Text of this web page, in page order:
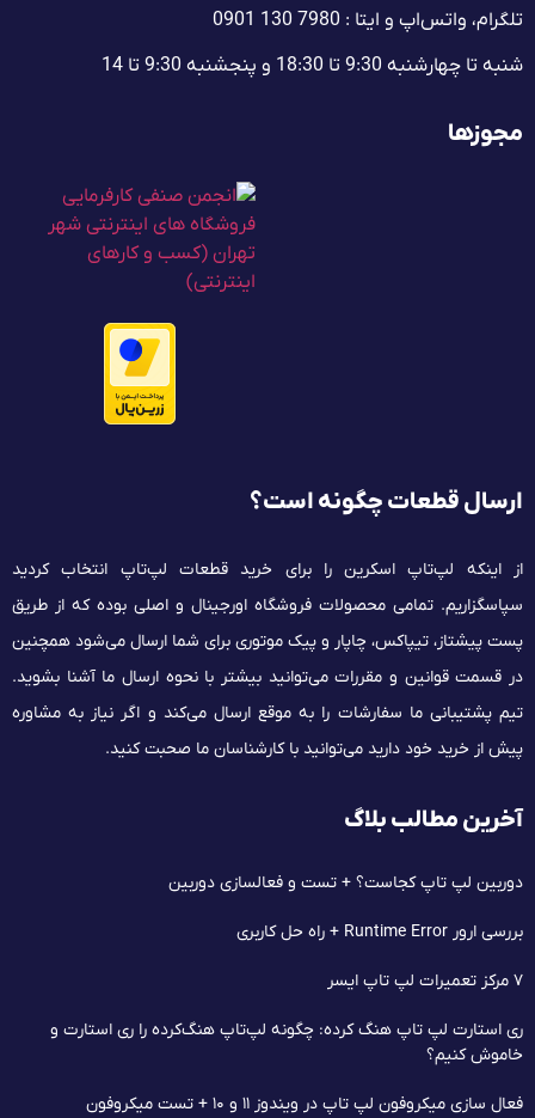
تلگرام، واتس‌اپ و ایتا : 7980 130 0901
شنبه تا چهارشنبه 9:30 تا 18:30 و پنجشنبه‌ 9:30 تا 14
مجوزها
ارسال قطعات چگونه است؟
از اینکه لپ‌تاپ اسکرین را برای خرید قطعات لپ‌تاپ انتخاب کردید
سپاسگزاریم. تمامی محصولات فروشگاه اورجینال و اصلی بوده که از طریق
پست پیشتاز، تیپاکس، چاپار و پیک موتوری برای شما ارسال می‌شود همچنین
در قسمت قوانین و مقررات می‌توانید بیشتر با نحوه ارسال ما آشنا بشوید.
تیم پشتیبانی ما سفارشات را به موقع ارسال می‌کند و اگر نیاز به مشاوره
پیش از خرید خود دارید می‌توانید با کارشناسان ما صحبت کنید.
آخرین مطالب بلاگ
دوربین لپ تاپ کجاست؟ + تست و فعالسازی دوربین
بررسی ارور Runtime Error + راه حل کاربری
۷ مرکز تعمیرات لپ‌ تاپ ایسر
ری استارت لپ تاپ هنگ کرده: چگونه لپ‌تاپ هنگ‌کرده را ری استارت و
خاموش کنیم؟
فعال سازی میکروفون لپ تاپ در ویندوز ۱۱ و ۱۰ + تست میکروفون